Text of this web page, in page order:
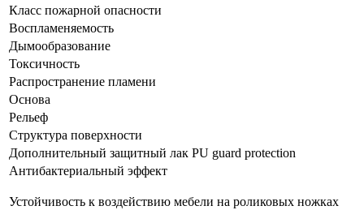
Класс пожарной опасности
Воспламеняемость
Дымообразование
Токсичность
Распространение пламени
Основа
Рельеф
Структура поверхности
Дополнительный защитный лак PU guard protection
Антибактериальный эффект
Устойчивость к воздействию мебели на роликовых ножках